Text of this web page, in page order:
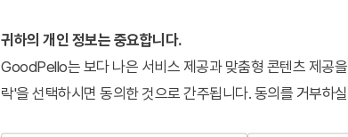
귀하의 개인 정보는 중요합니다.
GoodPello는 보다 나은 서비스 제공과 맞춤형 콘텐츠 제공
락'을 선택하시면 동의한 것으로 간주됩니다. 동의를 거부하